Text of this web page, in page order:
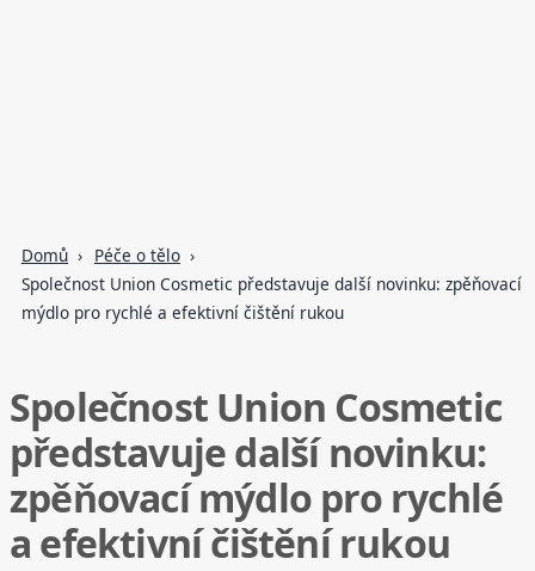
Domů
Péče o tělo
Společnost Union Cosmetic představuje další novinku: zpěňovací
mýdlo pro rychlé a efektivní čištění rukou
Společnost Union Cosmetic
představuje další novinku:
zpěňovací mýdlo pro rychlé
a efektivní čištění rukou